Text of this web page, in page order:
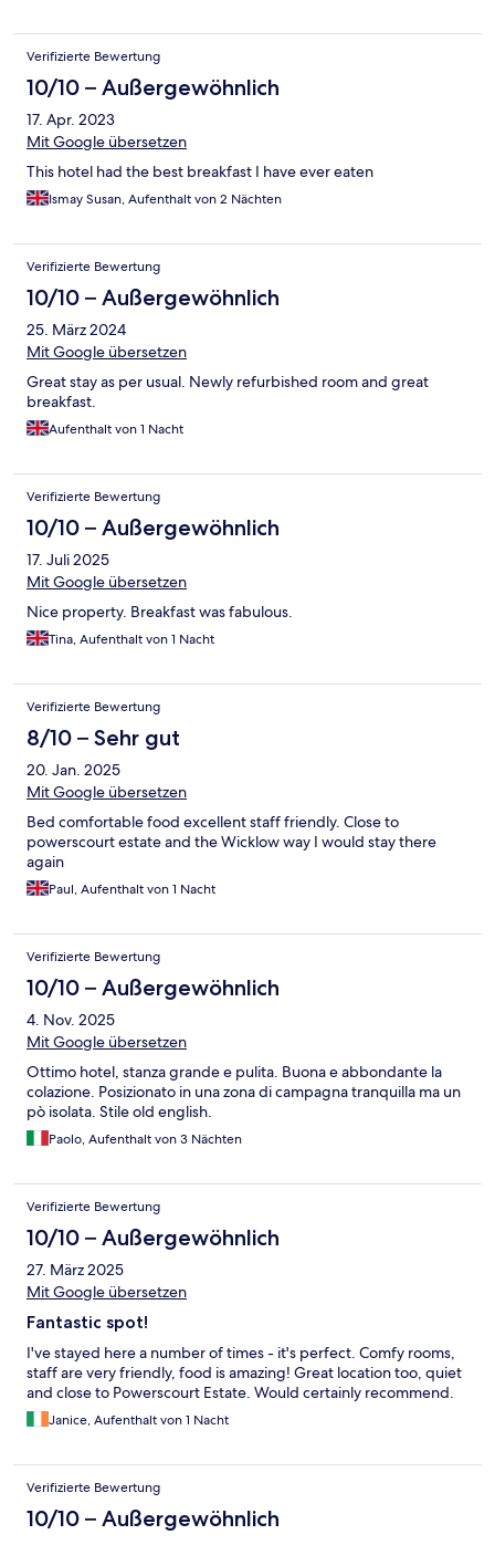
Verifizierte Bewertung
10/10 – Außergewöhnlich
17. Apr. 2023
Mit Google übersetzen
This hotel had the best breakfast I have ever eaten
Ismay Susan, Aufenthalt von 2 Nächten
Verifizierte Bewertung
10/10 – Außergewöhnlich
25. März 2024
Mit Google übersetzen
Great stay as per usual. Newly refurbished room and great
breakfast.
Aufenthalt von 1 Nacht
Verifizierte Bewertung
10/10 – Außergewöhnlich
17. Juli 2025
Mit Google übersetzen
Nice property. Breakfast was fabulous.
Tina, Aufenthalt von 1 Nacht
Verifizierte Bewertung
8/10 – Sehr gut
20. Jan. 2025
Mit Google übersetzen
Bed comfortable food excellent staff friendly. Close to
powerscourt estate and the Wicklow way I would stay there
again
Paul, Aufenthalt von 1 Nacht
Verifizierte Bewertung
10/10 – Außergewöhnlich
4. Nov. 2025
Mit Google übersetzen
Ottimo hotel, stanza grande e pulita. Buona e abbondante la
colazione. Posizionato in una zona di campagna tranquilla ma un
pò isolata. Stile old english.
Paolo, Aufenthalt von 3 Nächten
Verifizierte Bewertung
10/10 – Außergewöhnlich
27. März 2025
Mit Google übersetzen
Fantastic spot!
I've stayed here a number of times - it's perfect. Comfy rooms,
staff are very friendly, food is amazing! Great location too, quiet
and close to Powerscourt Estate. Would certainly recommend.
Janice, Aufenthalt von 1 Nacht
Verifizierte Bewertung
10/10 – Außergewöhnlich